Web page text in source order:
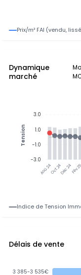
Prix/m² FAI (vendu,
Dynamique
marché
Aoû 24Oct 24Déc 24Fév 25
3.0
1.0
-1.0
-3.0
Tension
Indice de Tension
Délais de vente
3 385-3 535€